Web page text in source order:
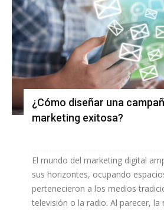
¿Cómo diseñar una
marketing exitosa?
El mundo del marketing digital
sus horizontes, ocupando
pertenecieron a los medios
televisión o la radio. Al parecer, la